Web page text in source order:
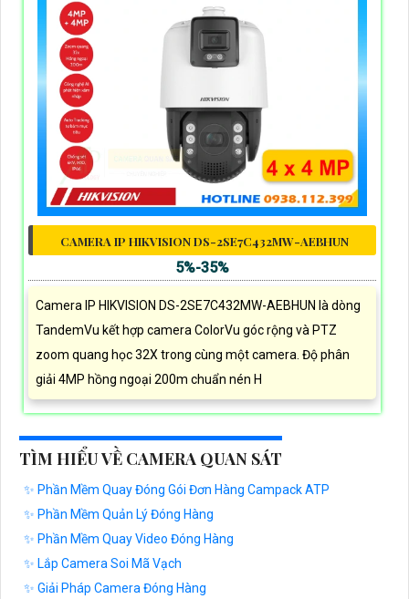
CAMERA IP HIKVISION DS-2SE7C432MW-AEBHUN
5%-35%
Camera IP HIKVISION DS-2SE7C432MW-AEBHUN là dòng
TandemVu kết hợp camera ColorVu góc rộng và PTZ
zoom quang học 32X trong cùng một camera. Độ phân
giải 4MP hồng ngoại 200m chuẩn nén H
TÌM HIỂU VỀ CAMERA QUAN SÁT
✨ Phần Mềm Quay Đóng Gói Đơn Hàng Campack ATP
✨ Phần Mềm Quản Lý Đóng Hàng
✨ Phần Mềm Quay Video Đóng Hàng
✨ Lắp Camera Soi Mã Vạch
✨ Giải Pháp Camera Đóng Hàng